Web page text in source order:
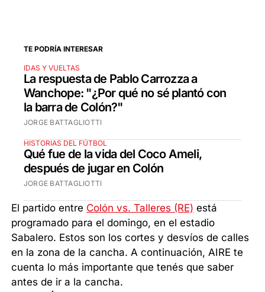
TE PODRÍA INTERESAR
IDAS Y VUELTAS
La respuesta de Pablo Carrozza a
Wanchope: "¿Por qué no sé plantó con
la barra de Colón?"
JORGE BATTAGLIOTTI
HISTORIAS DEL FÚTBOL
Qué fue de la vida del Coco Ameli,
después de jugar en Colón
JORGE BATTAGLIOTTI
El partido entre Colón vs. Talleres (RE) está
programado para el domingo, en el estadio
Sabalero. Estos son los cortes y desvíos de calles
en la zona de la cancha. A continuación, AIRE te
cuenta lo más importante que tenés que saber
antes de ir a la cancha.